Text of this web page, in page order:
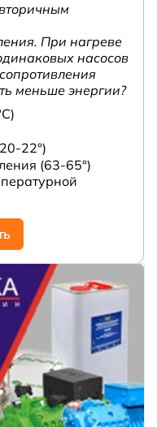
При нагреве
насосов
меньше энергии?
22°)
(63-65°)